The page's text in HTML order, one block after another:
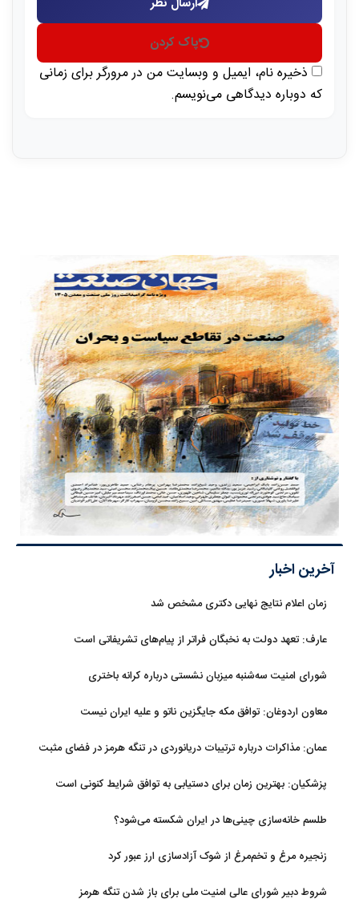
پاک کردن
ذخیره نام، ایمیل و وبسایت من در مرورگر برای زمانی
که دوباره دیدگاهی می‌نویسم.
آخرین اخبار
زمان اعلام نتایج نهایی دکتری مشخص شد
عارف: تعهد دولت به نخبگان فراتر از پیام‎‌های تشریفاتی است
شورای امنیت سه‌شنبه میزبان نشستی درباره کرانه باختری
معاون اردوغان: توافق مکه جایگزین ناتو و علیه ایران نیست
عمان: مذاکرات درباره ترتیبات دریانوردی در تنگه هرمز در فضای مثبت
پزشکیان‌: بهترین زمان برای دستیابی به توافق شرایط کنونی است
طلسم خانه‌سازی چینی‌ها در ایران شکسته می‌شود؟
زنجیره مرغ و تخم‌مرغ از شوک آزادسازی ارز عبور کرد
شروط دبیر شورای عالی امنیت ملی برای باز شدن تنگه هرمز